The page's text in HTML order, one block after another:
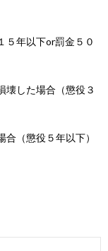
５年以下or罰金５０
壊した場合（懲役３
合（懲役５年以下）